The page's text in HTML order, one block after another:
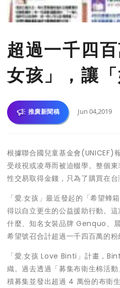
超過一千四
女孩」，讓
推廣新聞稿 Jun 04,2019
根據聯合國兒童基金會(UNICEF)
受歧視或凌辱而被迫輟學。整個
性交易取得金錢，只為了購買在台
「愛.女孩」最近發起的「希望蜂
得以自立更生的公益援助行動。
什麼、知名女裝品牌 Genquo、
希望號召合計超過一千四百萬的
「愛.女孩 Love Binti」計畫，
織。過去透過「募集布衛生棉活
積募集並發出超過 4 萬份的布衛